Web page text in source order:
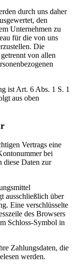
durch uns daher
den
Unternehmen zu
für die von uns
Die
von allen
ist Art. 6 Abs. 1 S. 1
aus oben
Vertrags eine
bei
diese Daten zur
ausschließlich über
Eine verschlüsselte
des Browsers
Schloss-Symbol in
Zahlungsdaten, die
werden.